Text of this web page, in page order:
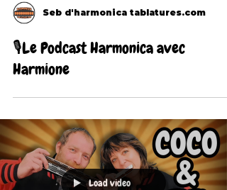
Seb d'harmonica tablatures.com
🎙Le Podcast Harmonica avec
Harmione
Load video